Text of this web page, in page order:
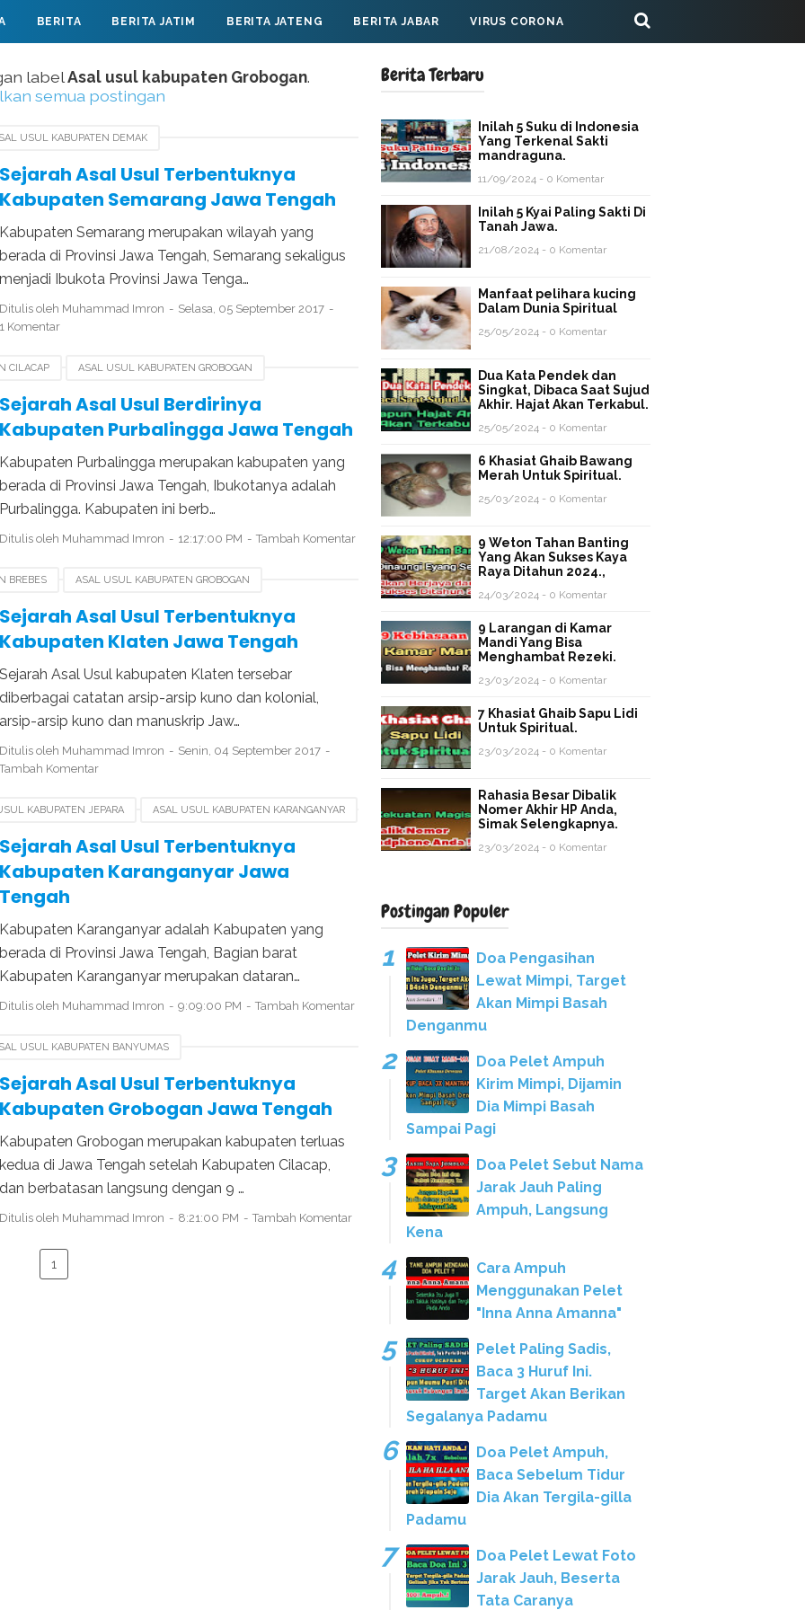
BERITA BERITA JATIM BERITA JATENG BERITA JABAR VIRUS CORONA
labelAsal usul kabupaten Grobogan.
semua postingan
USUL KABUPATEN DEMAK
KABUPATEN SEMARANG
Sejarah Asal Usul Terbentuknya
Kabupaten Semarang Jawa Tengah
Kabupaten Semarang merupakan wilayah yang
berada di Provinsi Jawa Tengah, Semarang sekaligus
menjadi Ibukota Provinsi Jawa Tenga…
Ditulis oleh Muhammad Imron
Selasa, 05 September 2017
1 Komentar
CILACAP ASAL USUL KABUPATEN GROBOGAN
PURBALINGGA SEJARAH KABUPATEN PURBALINGGA
Sejarah Asal Usul Berdirinya
Kabupaten Purbalingga Jawa Tengah
Kabupaten Purbalingga merupakan kabupaten yang
berada di Provinsi Jawa Tengah, Ibukotanya adalah
Purbalingga. Kabupaten ini berb…
Ditulis oleh Muhammad Imron 12:17:00 PM Tambah Komentar
BREBES ASAL USUL KABUPATEN GROBOGAN
KOTA KLATEN
Sejarah Asal Usul Terbentuknya
Kabupaten Klaten Jawa Tengah
Sejarah Asal Usul kabupaten Klaten tersebar
diberbagai catatan arsip-arsip kuno dan kolonial,
arsip-arsip kuno dan manuskrip Jaw…
Ditulis oleh Muhammad Imron
Senin, 04 September 2017
Tambah Komentar
KABUPATEN JEPARA ASAL USUL KABUPATEN KARANGANYAR
JADI KABUPATEN KARANGANYAR
Sejarah Asal Usul Terbentuknya
Kabupaten Karanganyar Jawa
Tengah
Kabupaten Karanganyar adalah Kabupaten yang
berada di Provinsi Jawa Tengah, Bagian barat
Kabupaten Karanganyar merupakan dataran…
Ditulis oleh Muhammad Imron 9:09:00 PM Tambah Komentar
USUL KABUPATEN BANYUMAS
GROBOGAN
Sejarah Asal Usul Terbentuknya
Kabupaten Grobogan Jawa Tengah
Kabupaten Grobogan merupakan kabupaten terluas
kedua di Jawa Tengah setelah Kabupaten Cilacap,
dan berbatasan langsung dengan 9 …
Ditulis oleh Muhammad Imron 8:21:00 PM Tambah Komentar
1
Berita Terbaru
Inilah 5 Suku di Indonesia
Yang Terkenal Sakti
mandraguna.
11/09/2024 - 0 Komentar
Inilah 5 Kyai Paling Sakti Di
Tanah Jawa.
21/08/2024 - 0 Komentar
Manfaat pelihara kucing
Dalam Dunia Spiritual
25/05/2024 - 0 Komentar
Dua Kata Pendek dan
Singkat, Dibaca Saat Sujud
Akhir. Hajat Akan Terkabul.
25/05/2024 - 0 Komentar
6 Khasiat Ghaib Bawang
Merah Untuk Spiritual.
25/03/2024 - 0 Komentar
9 Weton Tahan Banting
Yang Akan Sukses Kaya
Raya Ditahun 2024.,
24/03/2024 - 0 Komentar
9 Larangan di Kamar
Mandi Yang Bisa
Menghambat Rezeki.
23/03/2024 - 0 Komentar
7 Khasiat Ghaib Sapu Lidi
Untuk Spiritual.
23/03/2024 - 0 Komentar
Rahasia Besar Dibalik
Nomer Akhir HP Anda,
Simak Selengkapnya.
23/03/2024 - 0 Komentar
Postingan Populer
Doa Pengasihan
Lewat Mimpi, Target
Akan Mimpi Basah
Denganmu
Doa Pelet Ampuh
Kirim Mimpi, Dijamin
Dia Mimpi Basah
Sampai Pagi
Doa Pelet Sebut Nama
Jarak Jauh Paling
Ampuh, Langsung
Kena
Cara Ampuh
Menggunakan Pelet
"Inna Anna Amanna"
Pelet Paling Sadis,
Baca 3 Huruf Ini.
Target Akan Berikan
Segalanya Padamu
Doa Pelet Ampuh,
Baca Sebelum Tidur
Dia Akan Tergila-gilla
Padamu
Doa Pelet Lewat Foto
Jarak Jauh, Beserta
Tata Caranya